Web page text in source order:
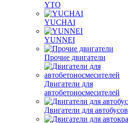
YTO
YUCHAI
YUNNEI
Прочие двигатели
Двигатели для
автобетоносмесителей
Двигатели для автобусов